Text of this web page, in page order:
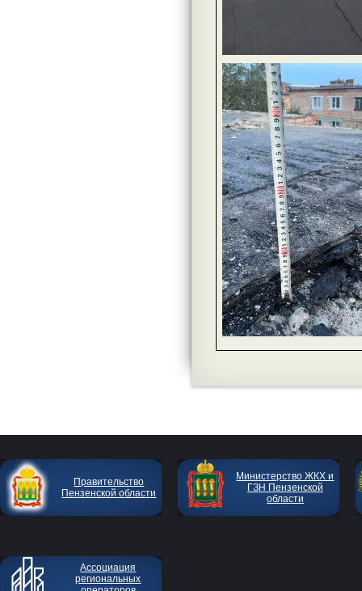
Правительство
Пензенской области
Министерство ЖКХ и
ГЗН Пензенской
области
Ассоциация
региональных